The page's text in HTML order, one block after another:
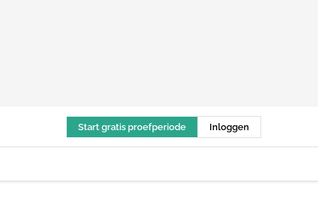
Start gratis proefperiode Inloggen